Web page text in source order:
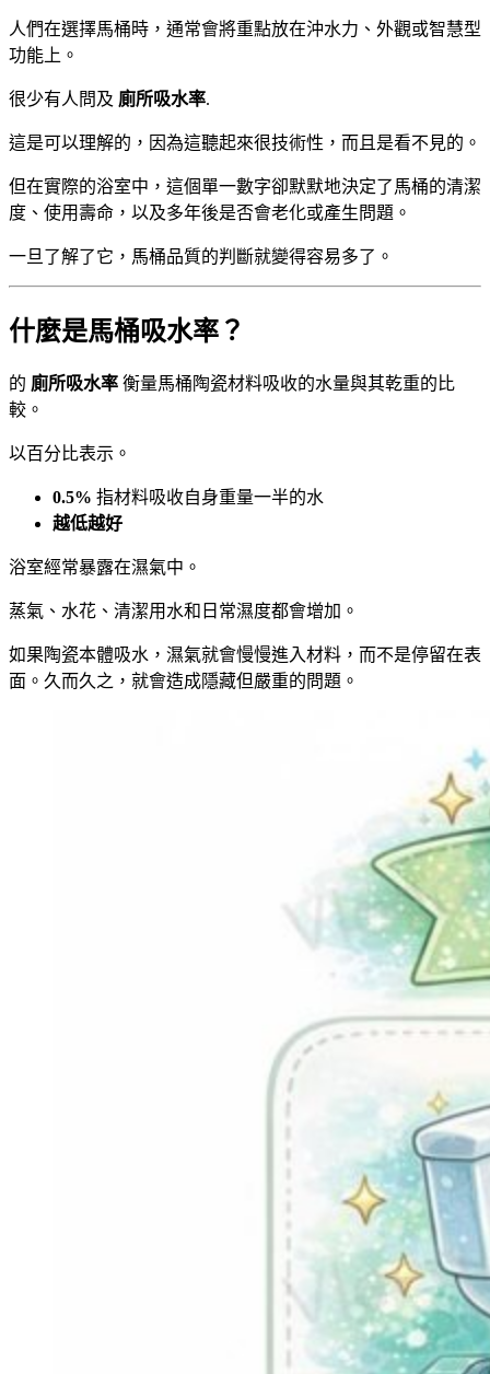
人們在選擇馬桶時，通常會將重點放在沖水力、外觀或智慧型
功能上。
很少有人問及 廁所吸水率.
這是可以理解的，因為這聽起來很技術性，而且是看不見的。
但在實際的浴室中，這個單一數字卻默默地決定了馬桶的清潔
度、使用壽命，以及多年後是否會老化或產生問題。
一旦了解了它，馬桶品質的判斷就變得容易多了。
什麼是馬桶吸水率？
的 廁所吸水率 衡量馬桶陶瓷材料吸收的水量與其乾重的比
較。
以百分比表示。
0.5% 指材料吸收自身重量一半的水
越低越好
浴室經常暴露在濕氣中。
蒸氣、水花、清潔用水和日常濕度都會增加。
如果陶瓷本體吸水，濕氣就會慢慢進入材料，而不是停留在表
面。久而久之，就會造成隱藏但嚴重的問題。